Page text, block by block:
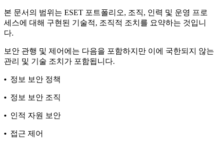
본 문서의 범위는 ESET 포트폴리오, 조직, 인력 및 운영 프로
세스에 대해 구현된 기술적, 조직적 조치를 요약하는 것입니
다.
보안 관행 및 제어에는 다음을 포함하지만 이에 국한되지 않는
관리 및 기술 조치가 포함됩니다.
• 정보 보안 정책
• 정보 보안 조직
• 인적 자원 보안
• 접근 제어